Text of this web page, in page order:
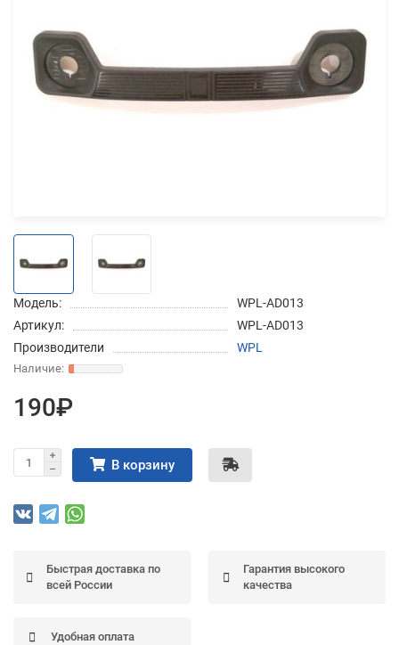
Модель:
WPL-AD013
Артикул:
WPL-AD013
Производители
WPL
190₽
В корзину
Быстрая доставка по
всей России
Гарантия высокого
качества
Удобная оплата
Добавляйте товары
Получайте товар
списываться
Подробнее
недель
Остались вопросы?